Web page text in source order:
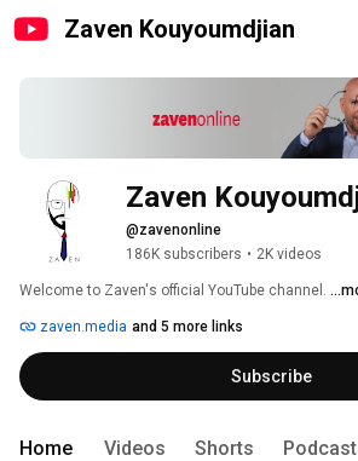
Zaven Kouyoumdjian
Zaven
@zavenonline
186K subscribers • 2K videos
Welcome to Zaven's official YouTube channel.
zaven.media and 5 more links
Subscribe
Home Videos Shorts